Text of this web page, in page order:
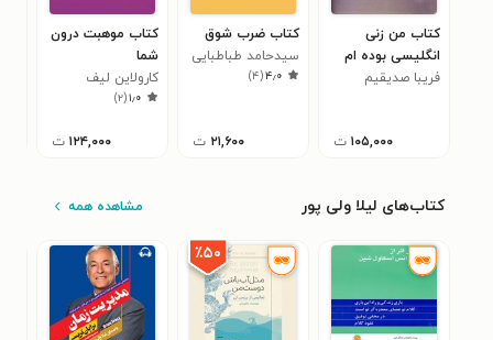
کتاب من زنی
انگلیسی بوده ام
فریبا صدیقیم
۱۰۵,۰۰۰ ت
کتاب ضرب شوق
سیدحامد طباطبایی
۴٫۰(۴)
۲۱,۶۰۰ ت
کتاب موهبت درون
شما
کارولاین لیف
۱٫۰(۲)
۱۲۴,۰۰۰ ت
کتاب‌های لیلا ولی پور مشاهده همه
٪۵۰